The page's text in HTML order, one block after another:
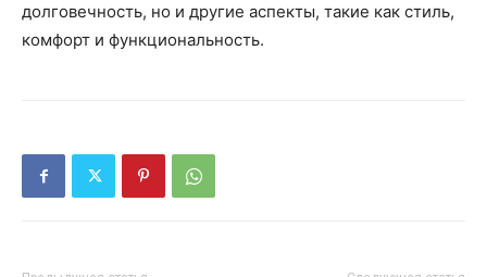
долговечность, но и другие аспекты, такие как стиль,
комфорт и функциональность.